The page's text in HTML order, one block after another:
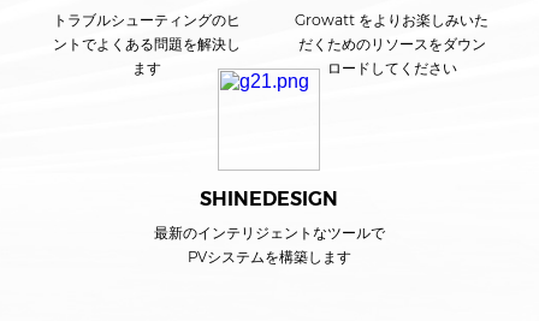
トラブルシューティングのヒ
ントでよくある問題を解決し
ます
Growatt をよりお楽しみいた
だくためのリソースをダウン
ロードしてください
SHINEDESIGN
最新のインテリジェントなツールで
PVシステムを構築します